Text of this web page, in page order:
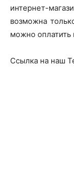
интернет-
возможна
можно оплатить
Ссылка на наш